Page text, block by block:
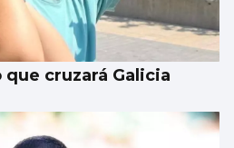
cruzará Galicia